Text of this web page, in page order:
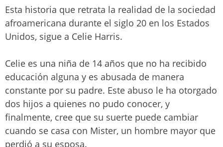
Esta historia que retrata la realidad de la sociedad
afroamericana durante el siglo 20 en los Estados
Unidos, sigue a Celie Harris.
Celie es una niña de 14 años que no ha recibido
educación alguna y es abusada de manera
constante por su padre. Este abuso le ha otorgado
dos hijos a quienes no pudo conocer, y
finalmente, cree que su suerte puede cambiar
cuando se casa con Mister, un hombre mayor que
perdió a su esposa.